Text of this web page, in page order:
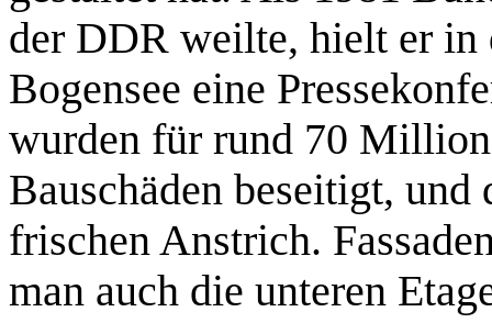
der DDR weilte, hielt er in
Bogensee eine
wurden für rund 70
Bauschäden beseitigt, und
frischen Anstrich.
man auch die unteren